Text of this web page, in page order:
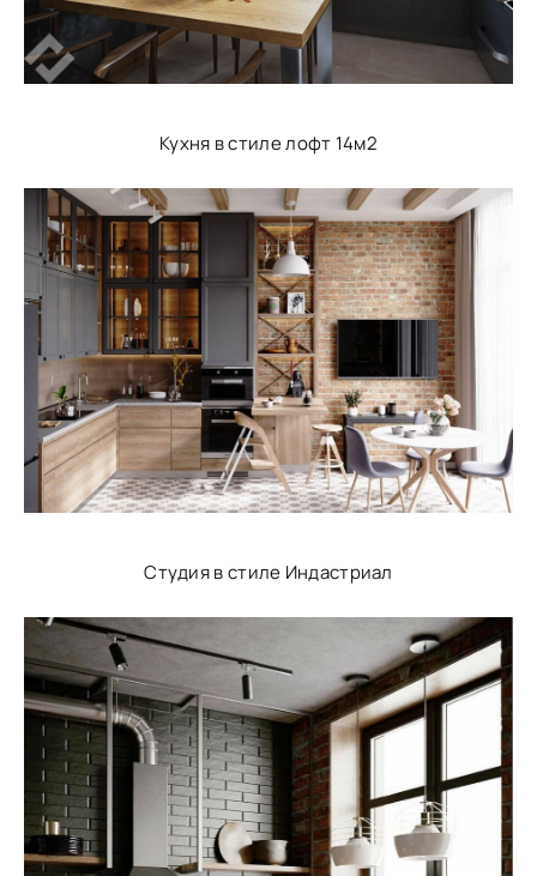
Кухня в стиле лофт 14м2
Студия в стиле Индастриал